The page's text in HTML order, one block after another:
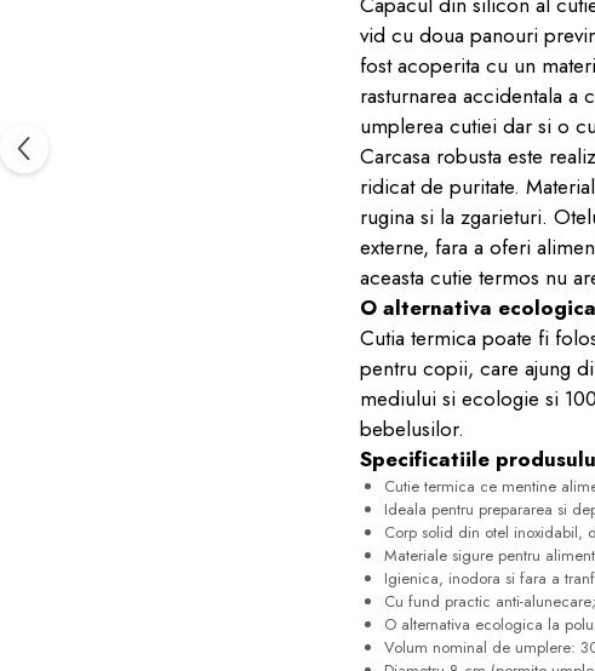
vid cu doua panouri
fost acoperita cu un
rasturnarea accidentala a
umplerea cutiei dar si o
Carcasa robusta este
ridicat de puritate.
rugina si la zgarieturi.
externe, fara a oferi
aceasta cutie termos nu
O alternativa ecologica
Cutia termica poate fi
pentru copii, care ajung
mediului si ecologie si
bebelusilor.
Specificatiile
Cutie termica ce mentine
Ideala pentru prepararea si
Corp solid din otel inoxidabil,
Materiale sigure pentru
Igienica, inodora si fara a
Cu fund practic anti-alunecare;
O alternativa ecologica la
Volum nominal de umplere: